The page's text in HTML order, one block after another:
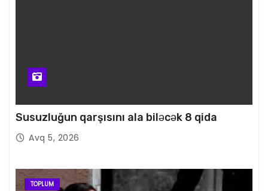
Susuzluğun qarşısını ala biləcək 8 qida
Avq 5, 2026
TOPLUM